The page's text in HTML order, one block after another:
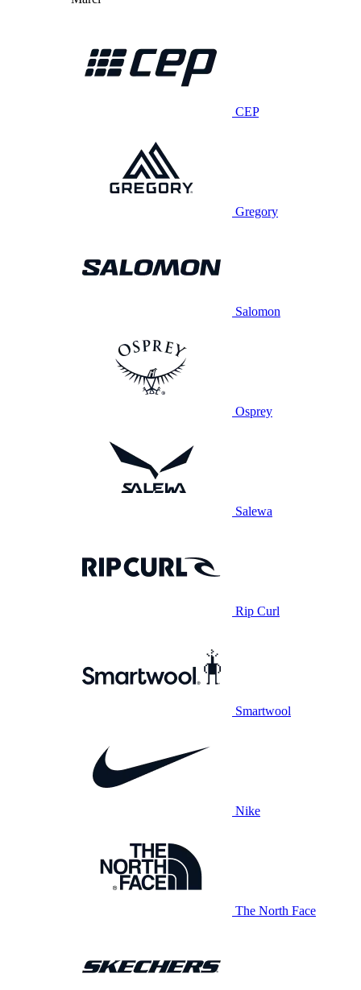
CEP
Gregory
Salomon
Osprey
Salewa
Rip Curl
Smartwool
Nike
The North Face